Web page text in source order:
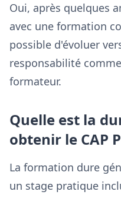
Oui, après quelques
avec une formation
possible d'évoluer
responsabilité
formateur.
Quelle est la
obtenir le CAP
La formation dure
un stage pratique